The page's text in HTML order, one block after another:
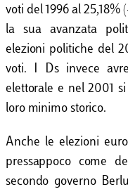
voti del 1996 al
la sua avanzata
elezioni politiche del
voti. I Ds invece
elettorale e nel 2001
loro minimo storico.
Anche le elezioni
pressappoco come
secondo governo